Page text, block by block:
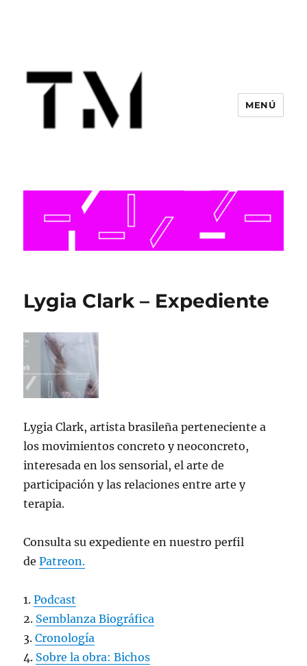
MENÚ
Lygia Clark – Expediente
Lygia Clark, artista brasileña perteneciente a
los movimientos concreto y neoconcreto,
interesada en los sensorial, el arte de
participación y las relaciones entre arte y
terapia.
Consulta su expediente en nuestro perfil
dePatreon.
1.Podcast
2. Semblanza Biográfica
3.Cronología
4. Sobre la obra: Bichos